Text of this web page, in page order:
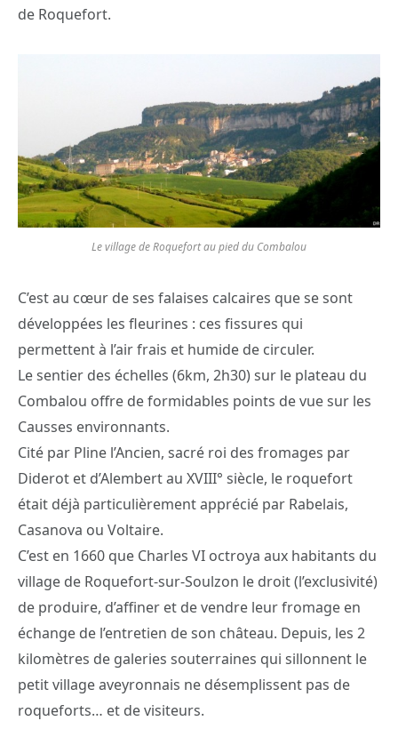
de Roquefort.
Le village de Roquefort au pied du Combalou
C’est au cœur de ses falaises calcaires que se sont
développées les fleurines : ces fissures qui
permettent à l’air frais et humide de circuler.
Le sentier des échelles (6km, 2h30) sur le plateau du
Combalou offre de formidables points de vue sur les
Causses environnants.
Cité par Pline l’Ancien, sacré roi des fromages par
Diderot et d’Alembert au XVIII° siècle, le roquefort
était déjà particulièrement apprécié par Rabelais,
Casanova ou Voltaire.
C’est en 1660 que Charles VI octroya aux habitants du
village de Roquefort-sur-Soulzon le droit (l’exclusivité)
de produire, d’affiner et de vendre leur fromage en
échange de l’entretien de son château. Depuis, les 2
kilomètres de galeries souterraines qui sillonnent le
petit village aveyronnais ne désemplissent pas de
roqueforts… et de visiteurs.